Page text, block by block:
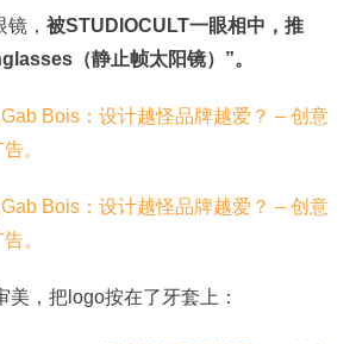
， 被STUDIOCULT一眼相中，推
（静止帧太阳镜）”。
美，把logo按在了牙套上：